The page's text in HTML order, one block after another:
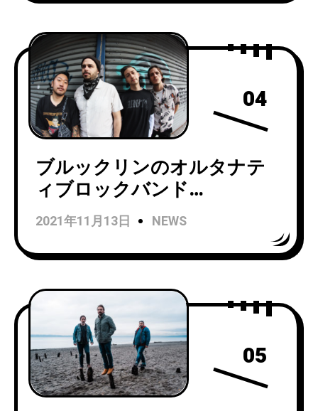
04
ブルックリンのオルタナテ
ィブロックバンド
Superbloomがニューアルバ
ム『Pollen』よりタイトルト
ラックをリリース！収録曲
2021年11月13日 NEWS
05